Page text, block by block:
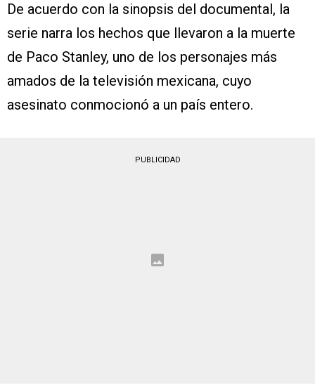
De acuerdo con la sinopsis del documental, la
serie narra los hechos que llevaron a la muerte
de Paco Stanley, uno de los personajes más
amados de la televisión mexicana, cuyo
asesinato conmocionó a un país entero.
PUBLICIDAD